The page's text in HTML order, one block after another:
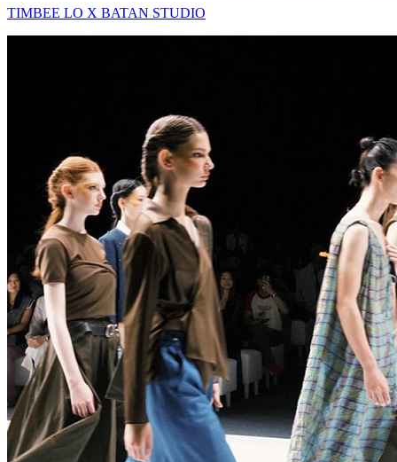
TIMBEE LO X BATAN STUDIO